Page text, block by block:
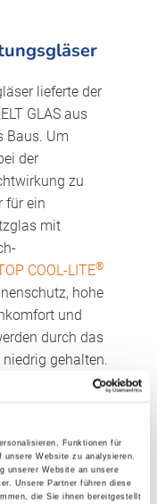
Funktionen für
Website zu analysieren.
unserer Website an unsere
Unsere Partner führen diese
die Sie ihnen bereitgestellt
lieferte der
GLAS aus
Baus. Um
der
zu
für ein
mit
COOL-LITE®
hohe
und
durch das
gehalten.
Räumen
von Innen und
ist.
beiden in